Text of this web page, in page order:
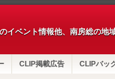
イベント情報他、南房総の地
CLIP掲載広告 CLIPバッ